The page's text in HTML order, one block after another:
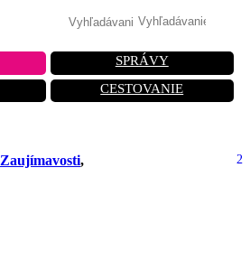
SPRÁVY
CESTOVANIE
Zaujímavosti, 2